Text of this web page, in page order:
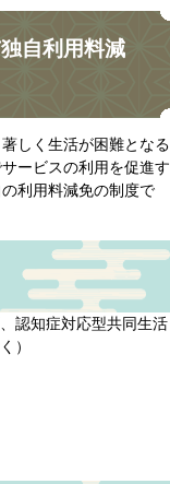
自利用料減
しく生活が困難となる
ービスの利用を促進す
利用料減免の制度で
認知症対応型共同生活
）